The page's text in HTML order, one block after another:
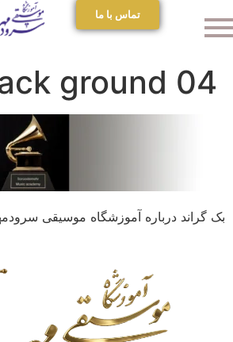
تماس با ما
ground 04
بک گراند درباره آموزشگاه موسیقی